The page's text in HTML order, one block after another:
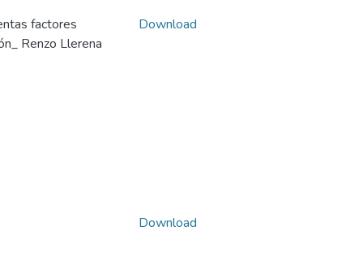
factores
Renzo Llerena
Download
Download